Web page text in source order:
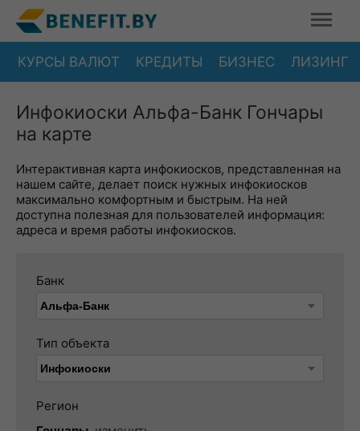
КУРСЫ ВАЛЮТ КРЕДИТЫ БИЗНЕС ЛИЗИНГ
Инфокиоски Альфа-Банк Гончары
на карте
Интерактивная карта инфокиосков, представленная на
нашем сайте, делает поиск нужных инфокиосков
максимально комфортным и быстрым. На ней
доступна полезная для пользователей информация:
адреса и время работы инфокиосков.
Банк
Тип объекта
Регион